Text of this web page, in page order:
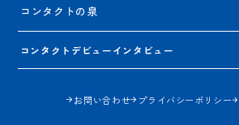
コンタクトの泉
コンタクトデビューインタビュー
お問い合わせ プライバシーポリシー